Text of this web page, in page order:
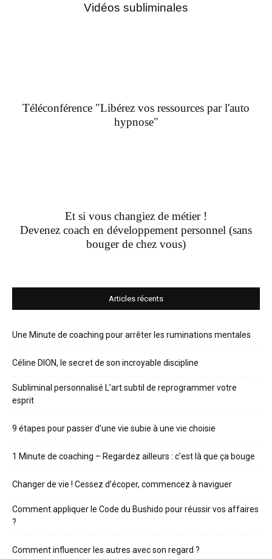
Vidéos subliminales
Téléconférence "Libérez vos ressources par l'auto
hypnose"
Et si vous changiez de métier !
Devenez coach en développement personnel (sans
bouger de chez vous)
Articles récents
Une Minute de coaching pour arrêter les ruminations mentales
Céline DION, le secret de son incroyable discipline
Subliminal personnalisé L’art subtil de reprogrammer votre
esprit
9 étapes pour passer d’une vie subie à une vie choisie
1 Minute de coaching – Regardez ailleurs : c’est là que ça bouge
Changer de vie ! Cessez d’écoper, commencez à naviguer
Comment appliquer le Code du Bushido pour réussir vos affaires
?
Comment influencer les autres avec son regard ?